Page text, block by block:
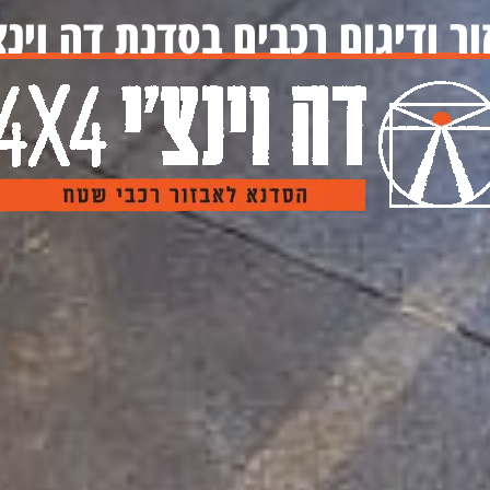
ודיגום רכבים בסדנת דה